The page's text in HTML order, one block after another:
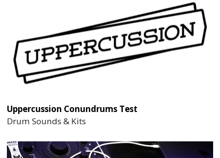
Uppercussion Conundrums Test
Drum Sounds & Kits